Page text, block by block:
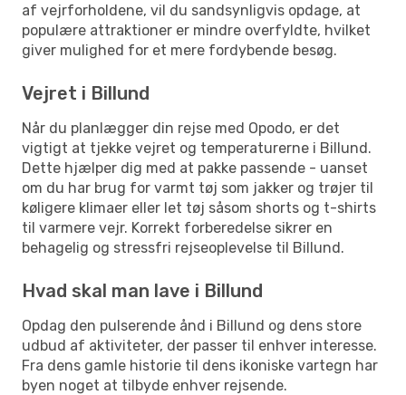
af vejrforholdene, vil du sandsynligvis opdage, at
populære attraktioner er mindre overfyldte, hvilket
giver mulighed for et mere fordybende besøg.
Vejret i Billund
Når du planlægger din rejse med Opodo, er det
vigtigt at tjekke vejret og temperaturerne i Billund.
Dette hjælper dig med at pakke passende - uanset
om du har brug for varmt tøj som jakker og trøjer til
køligere klimaer eller let tøj såsom shorts og t-shirts
til varmere vejr. Korrekt forberedelse sikrer en
behagelig og stressfri rejseoplevelse til Billund.
Hvad skal man lave i Billund
Opdag den pulserende ånd i Billund og dens store
udbud af aktiviteter, der passer til enhver interesse.
Fra dens gamle historie til dens ikoniske vartegn har
byen noget at tilbyde enhver rejsende.